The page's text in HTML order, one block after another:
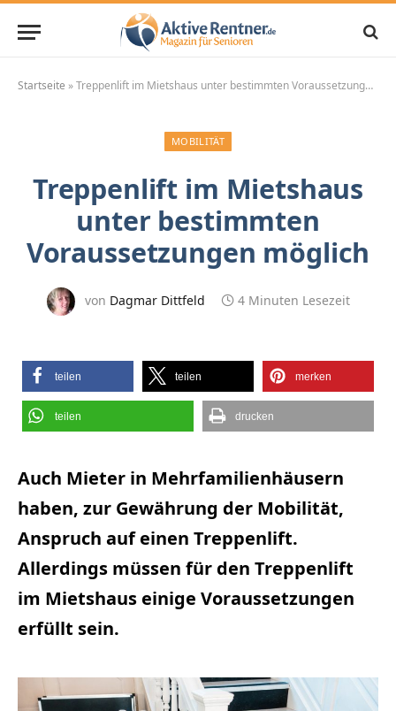
Startseite »Treppenlift im Mietshaus unter bestimmten Voraussetzungen möglich
MOBILITÄT
Treppenlift im Mietshaus
unter bestimmten
Voraussetzungen möglich
von Dagmar Dittfeld 4 Minuten Lesezeit
teilen teilen merken
teilen drucken
Auch Mieter in Mehrfamilienhäusern
haben, zur Gewährung der Mobilität,
Anspruch auf einen Treppenlift.
Allerdings müssen für den Treppenlift
im Mietshaus einige Voraussetzungen
erfüllt sein.